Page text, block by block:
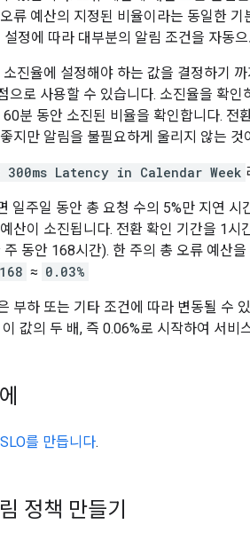
류 예산의 지정된 비율이라는 동일한
정에 따라 대부분의 알림 조건을 자동
진율에 설정해야 하는 값을 결정하기
으로 사용할 수 있습니다. 소진율을 확
분 동안 소진된 비율을 확인합니다. 전
지만 알림을 불필요하게 울리지 않는 것
300ms Latency in Calendar Week
일주일 동안 총 요청 수의 5%만 지연
산이 소진됩니다. 전환 확인 기간을 1
주 동안 168시간). 한 주의 총 오류 예산
168 ≈ 0.03%
부하 또는 기타 조건에 따라 변동될 수
값의 두 배, 즉 0.06%로 시작하여 서
SLO를 만듭니다.
정책 만들기